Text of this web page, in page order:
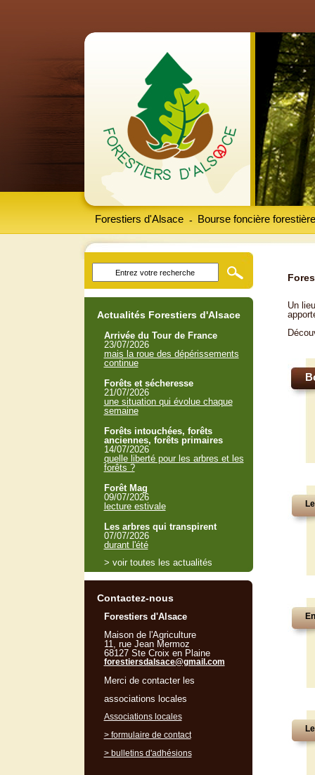
Forestiers d'Alsace Bourse foncière forestière
-
Un
Actualités Forestiers d'Alsace
Arrivée du Tour de France
23/07/2026
mais la roue des dépérissements
continue
Forêts et sécheresse
21/07/2026
une situation qui évolue chaque
semaine
Forêts intouchées, forêts
anciennes, forêts primaires
14/07/2026
quelle liberté pour les arbres et les
forêts ?
Forêt Mag
09/07/2026
lecture estivale
Les arbres qui transpirent
07/07/2026
durant l'été
> voir toutes les actualités
Contactez-nous
Forestiers d'Alsace
Maison de l'Agriculture
11, rue Jean Mermoz
68127 Ste Croix en Plaine
forestiersdalsace@gmail.com
Merci de contacter les
associations locales
Associations locales
> formulaire de contact
> bulletins d'adhésions